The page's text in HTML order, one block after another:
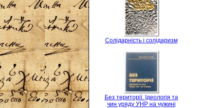
Солідарність і солідаризм
Без території. Ідеологія та
чин уряду УНР на чужині